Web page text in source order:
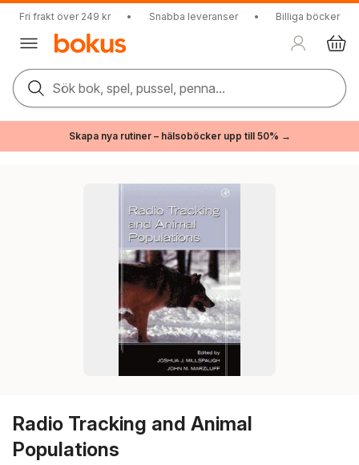
Fri frakt över 249 kr • Snabba leveranser • Billiga böcker
Sök bok, spel, pussel, penna...
Skapa nya rutiner – hälsoböcker upp till 50% →
Radio Tracking and Animal
Populations